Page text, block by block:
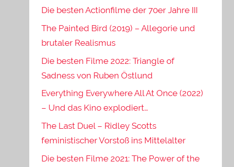
Die besten Actionfilme der 70er Jahre III
The Painted Bird (2019) – Allegorie und
brutaler Realismus
Die besten Filme 2022: Triangle of
Sadness von Ruben Östlund
Everything Everywhere All At Once (2022)
– Und das Kino explodiert…
The Last Duel – Ridley Scotts
feministischer Vorstoß ins Mittelalter
Die besten Filme 2021: The Power of the